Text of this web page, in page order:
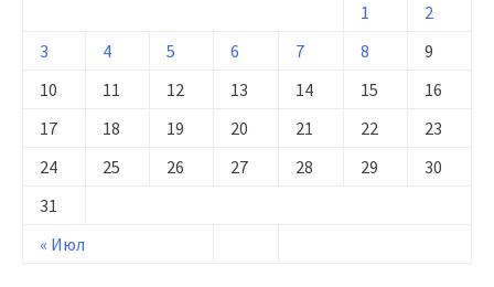
« Июл
1
2
3
4 5 6 7 8
9
10
11 12 13 14 15
16
17
18 19 20 21 22
23
24
25 26 27 28 29
30
31